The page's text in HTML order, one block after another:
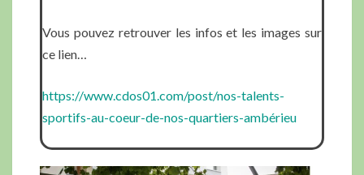
Vous pouvez retrouver les infos et les images sur
ce lien…
https://www.cdos01.com/post/nos-talents-
sportifs-au-coeur-de-nos-quartiers-ambérieu